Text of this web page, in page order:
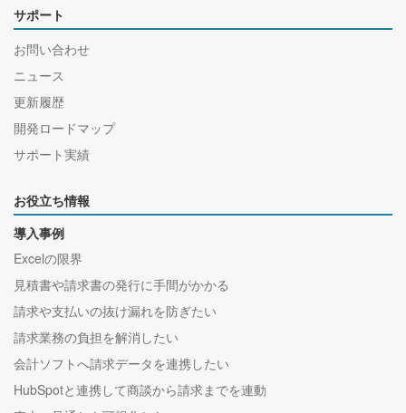
サポート
お問い合わせ
ニュース
更新履歴
開発ロードマップ
サポート実績
お役立ち情報
導入事例
Excelの限界
見積書や請求書の発行に手間がかかる
請求や支払いの抜け漏れを防ぎたい
請求業務の負担を解消したい
会計ソフトへ請求データを連携したい
HubSpotと連携して商談から請求までを連動